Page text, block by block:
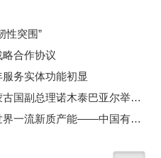
性突围”
合作协议
务实体功能初显
中铝集团董事长段向东与蒙古国副总理诺木泰巴亚尔举行会谈
锻造无愧时代无愧使命的世界一流新质产能——中国有色金属工业的战略应对与破局之道（二）